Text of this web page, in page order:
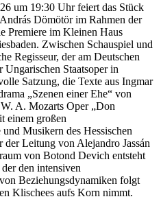
um 19:30 Uhr feiert das Stück
Dömötör im Rahmen der
Premiere im Kleinen Haus
Zwischen Schauspiel und
Regisseur, der am Deutschen
Staatsoper in
Satzung, die Texte aus Ingmar
„Szenen einer Ehe“ von
A. Mozarts Oper „Don
einem großen
Musikern des Hessischen
der Leitung von Alejandro Jassán
von Botond Devich entsteht
den intensiven
Beziehungsdynamiken folgt
Klischees aufs Korn nimmt.